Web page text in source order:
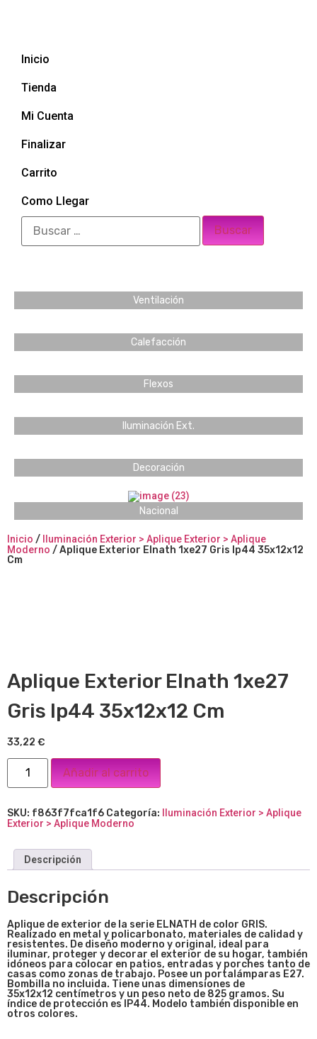
Inicio
Tienda
Mi Cuenta
Finalizar
Carrito
Como Llegar
Ventilación
Calefacción
Flexos
Iluminación Ext.
Decoración
Nacional
Inicio /
Iluminación Exterior > Aplique Exterior > Aplique
Moderno / Aplique Exterior Elnath 1xe27 Gris Ip44 35x12x12
Cm
Aplique Exterior Elnath 1xe27
Gris Ip44 35x12x12 Cm
33,22 €
Añadir al carrito
SKU: f863f7fca1f6 Categoría:
Iluminación Exterior > Aplique
Exterior > Aplique Moderno
Descripción
Descripción
Aplique de exterior de la serie ELNATH de color GRIS.
Realizado en metal y policarbonato, materiales de calidad y
resistentes. De diseño moderno y original, ideal para
iluminar, proteger y decorar el exterior de su hogar, también
idóneos para colocar en patios, entradas y porches tanto de
casas como zonas de trabajo. Posee un portalámparas E27.
Bombilla no incluida. Tiene unas dimensiones de
35x12x12 centímetros y un peso neto de 825 gramos. Su
índice de protección es IP44. Modelo también disponible en
otros colores.